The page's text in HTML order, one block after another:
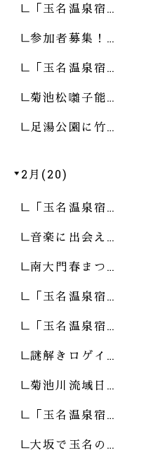
「玉名温泉宿…
参加者募集！…
「玉名温泉宿…
菊池松囃子能…
足湯公園に竹…
2月(20)
「玉名温泉宿…
音楽に出会え…
南大門春まつ…
「玉名温泉宿…
「玉名温泉宿…
謎解きロゲイ…
菊池川流域日…
「玉名温泉宿…
大坂で玉名の…